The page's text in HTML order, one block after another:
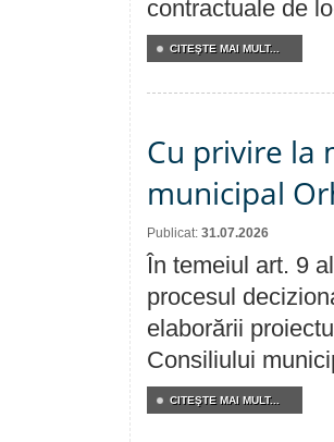
contractuale de
CITEŞTE MAI MULT...
Cu privire la
municipal
Publicat: 31.07.2026
În temeiul art. 9
procesul
elaborării
Consiliului
CITEŞTE MAI MULT...